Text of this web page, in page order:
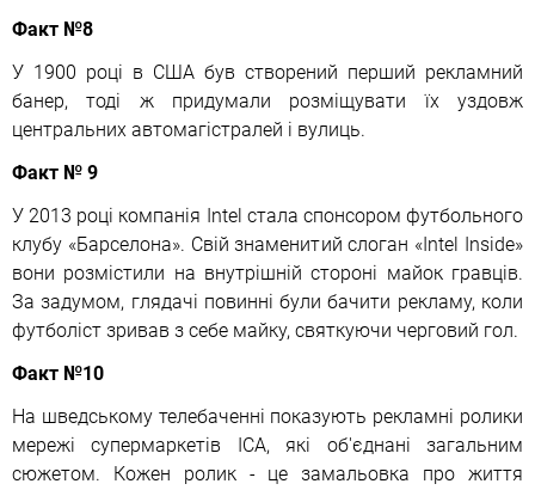
Факт №8
У 1900 році в США був створений перший рекламний
банер, тоді ж придумали розміщувати їх уздовж
центральних автомагістралей і вулиць.
Факт № 9
У 2013 році компанія Intel стала спонсором футбольного
клубу «Барселона». Свій знаменитий слоган «Intel Inside»
вони розмістили на внутрішній стороні майок гравців.
За задумом, глядачі повинні були бачити рекламу, коли
футболіст зривав з себе майку, святкуючи черговий гол.
Факт №10
На шведському телебаченні показують рекламні ролики
мережі супермаркетів ICA, які об'єднані загальним
сюжетом. Кожен ролик - це замальовка про життя